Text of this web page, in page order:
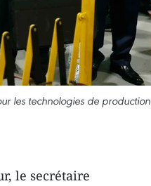
les technologies de production
le secrétaire